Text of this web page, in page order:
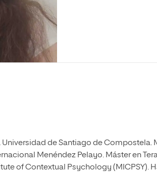
Ciencias Políticas y Relaciones
Internacionales
Internacional
y
de Santiago de Compostela.
Menéndez Pelayo. Máster en
of Contextual Psychology (MICPSY).